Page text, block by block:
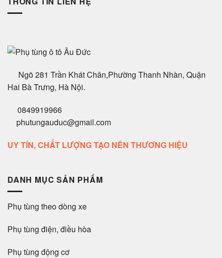
Ngõ 281 Trần Khát Chân,Phường Thanh Nhàn, Quận
Hai Bà Trưng, Hà Nội.
0849919966
phutungauduc@gmail.com
UY TÍN, CHẤT LƯỢNG TẠO NÊN THƯƠNG HIỆU
DANH MỤC SẢN PHẨM
Phụ tùng theo dòng xe
Phụ tùng điện, điều hòa
Phụ tùng động cơ